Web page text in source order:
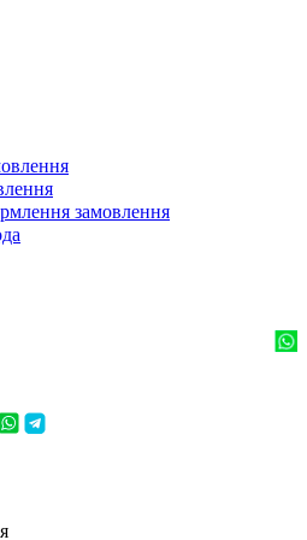
замовлення